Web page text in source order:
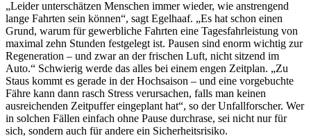
„Leider unterschätzen Menschen immer wieder, wie anstrengend
lange Fahrten sein können“, sagt Egelhaaf. „Es hat schon einen
Grund, warum für gewerbliche Fahrten eine Tagesfahrleistung von
maximal zehn Stunden festgelegt ist. Pausen sind enorm wichtig zur
Regeneration – und zwar an der frischen Luft, nicht sitzend im
Auto.“ Schwierig werde das alles bei einem engen Zeitplan. „Zu
Staus kommt es gerade in der Hochsaison – und eine vorgebuchte
Fähre kann dann rasch Stress verursachen, falls man keinen
ausreichenden Zeitpuffer eingeplant hat“, so der Unfallforscher. Wer
in solchen Fällen einfach ohne Pause durchrase, sei nicht nur für
sich, sondern auch für andere ein Sicherheitsrisiko.